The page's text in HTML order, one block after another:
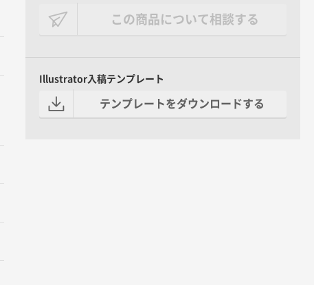
この商品について相談する
Illustrator入稿テンプレート
テンプレートをダウンロードする